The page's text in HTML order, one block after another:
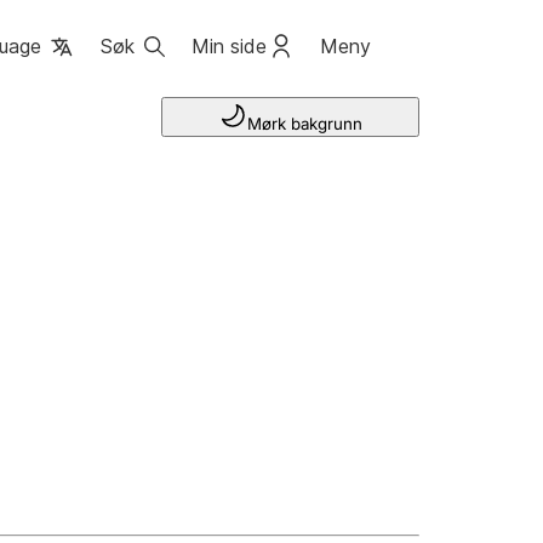
Søk Min side Meny
Mørk bakgrunn